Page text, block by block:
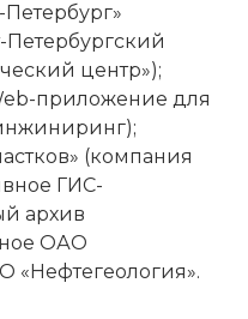
Петербургский
центр»);
приложение для
(компания
ГИС-
архив
ОАО
«Нефтегеология».